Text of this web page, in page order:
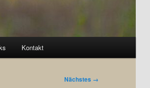
Kontakt
Nächstes →